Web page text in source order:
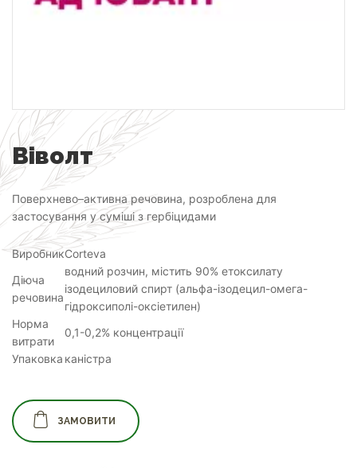
Віволт
Поверхнево–активна речовина, розроблена для
застосування у суміші з гербіцидами
ВиробникCorteva
Діюча
речовина
водний розчин, містить 90% етоксилату
ізодециловий спирт (альфа-ізодецил-омега-
гідроксиполі-оксіетилен)
Норма
витрати
0,1-0,2% концентрації
Упаковка каністра
ЗАМОВИТИ